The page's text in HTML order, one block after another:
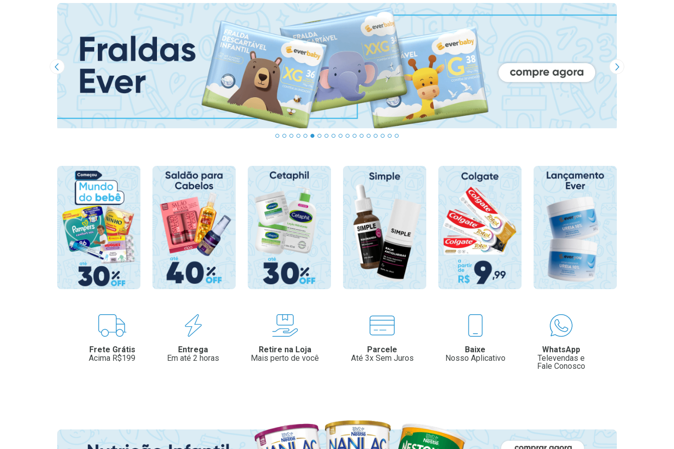
Imagem Anterior Próxima Imagem
Benefícios
Frete Grátis
Acima R$199
Entrega
Em até 2 horas
Retire na Loja
Mais perto de você
Parcele
Até 3x Sem Juros
Baixe
Nosso Aplicativo
WhatsApp
Televendas e
Fale Conosco